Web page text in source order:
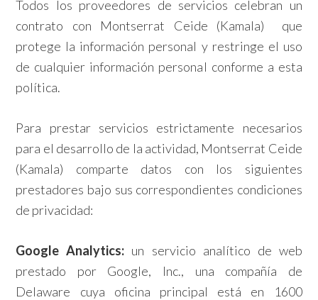
Todos los proveedores de servicios celebran un
contrato con Montserrat Ceide (Kamala) que
protege la información personal y restringe el uso
de cualquier información personal conforme a esta
política.
Para prestar servicios estrictamente necesarios
para el desarrollo de la actividad, Montserrat Ceide
(Kamala) comparte datos con los siguientes
prestadores bajo sus correspondientes condiciones
de privacidad:
Google Analytics: un servicio analítico de web
prestado por Google, Inc., una compañía de
Delaware cuya oficina principal está en 1600